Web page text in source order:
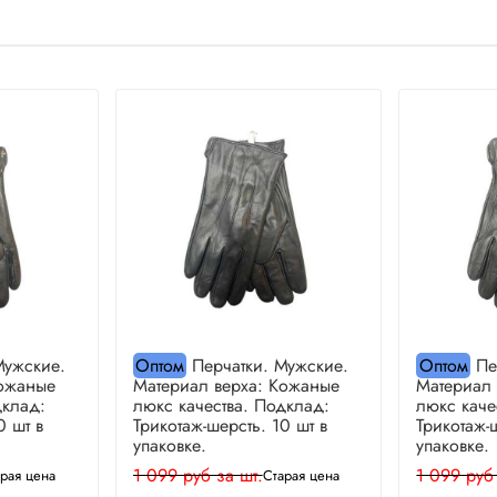
шт в
цена
Оптом Перчатки. Мужские.
Материал верха: Кожаные
люкс качества. Подклад:
Трикотаж-шерсть. 10 шт в
упаковке.
1 099 руб за шт.Старая цена
Оптом
люкс
упаковке.
1 099